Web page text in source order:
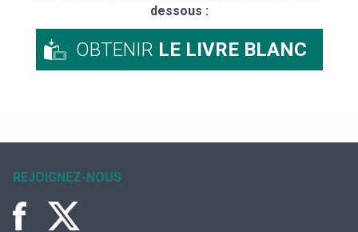
dessous :
OBTENIR LE LIVRE BLANC
REJOIGNEZ-NOUS